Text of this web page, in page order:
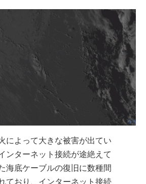
によって大きな被害が出てい
ンターネット接続が途絶えて
海底ケーブルの復旧に数種間
ており、インターネット接続